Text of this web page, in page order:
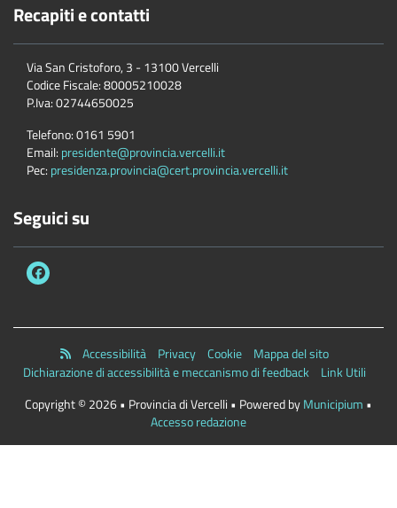
Recapiti e contatti
Via San Cristoforo, 3 - 13100 Vercelli
Codice Fiscale:80005210028
P.Iva:02744650025
Telefono:0161 5901
Email: presidente@provincia.vercelli.it
Pec: presidenza.provincia@cert.provincia.vercelli.it
Seguici su
Accessibilità Privacy Cookie
Mappa del sito
Dichiarazione di accessibilità e meccanismo di feedback
Link Utili
Copyright © 2026 • Provincia di Vercelli • Powered byMunicipium •
Accesso redazione